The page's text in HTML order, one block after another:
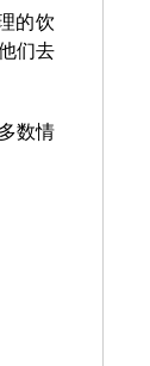
的饮
们去
数情